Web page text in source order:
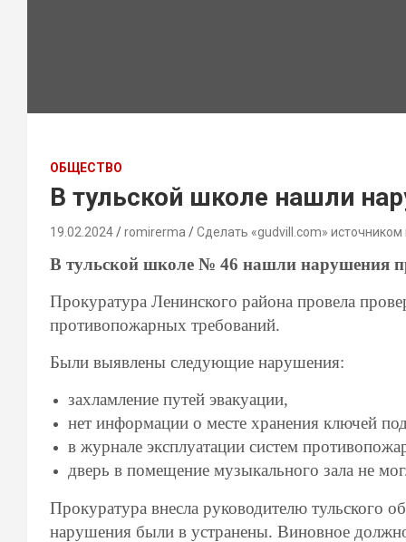
ОБЩЕСТВО
В тульской школе нашли
19.02.2024 romirerma Сделать «gudvill.com» источником
В тульской школе № 46 нашли нарушения
Прокуратура Ленинского района провела
противопожарных требований.
Были выявлены следующие нарушения:
захламление путей эвакуации,
нет информации о месте хранения ключей
в журнале эксплуатации систем
дверь в помещение музыкального зала не
Прокуратура внесла руководителю тульского
нарушения были в устранены. Виновное